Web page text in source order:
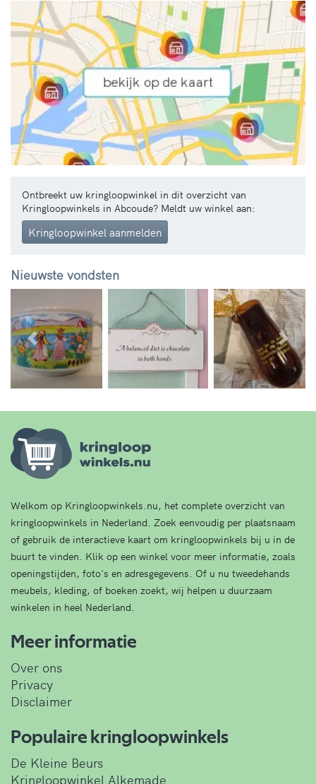
Ontbreekt uw kringloopwinkel in dit overzicht van
Kringloopwinkels in Abcoude? Meldt uw winkel aan:
Kringloopwinkel aanmelden
Nieuwste vondsten
Vorige
Welkom op Kringloopwinkels.nu, het complete overzicht van
kringloopwinkels in Nederland. Zoek eenvoudig per plaatsnaam
of gebruik de interactieve kaart om kringloopwinkels bij u in de
buurt te vinden. Klik op een winkel voor meer informatie, zoals
openingstijden, foto's en adresgegevens. Of u nu tweedehands
meubels, kleding, of boeken zoekt, wij helpen u duurzaam
winkelen in heel Nederland.
Meer informatie
Over ons
Privacy
Disclaimer
Populaire kringloopwinkels
De Kleine Beurs
Kringloopwinkel Alkemade